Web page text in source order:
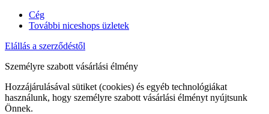
Cég
További niceshops üzletek
Elállás a szerződéstől
Személyre szabott vásárlási élmény
Hozzájárulásával sütiket (cookies) és egyéb technológiákat
használunk, hogy személyre szabott vásárlási élményt nyújtsunk
Önnek.